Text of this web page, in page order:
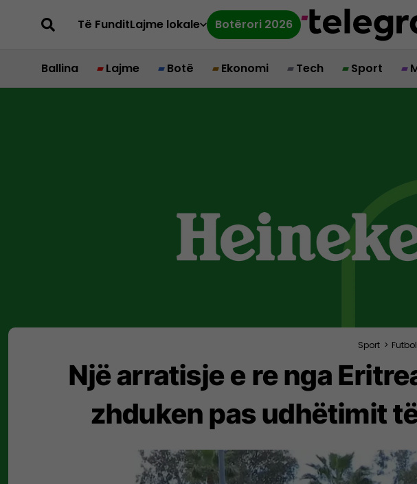
Të FunditLajme lokale Botërori 2026
Ballina Lajme Botë Ekonomi Tech Sport
Sport >
Një arratisje e re nga
zhduken pas udhëtimit